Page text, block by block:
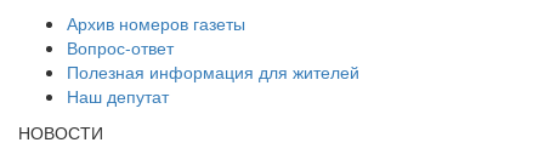
Архив номеров газеты
Вопрос-ответ
Полезная информация для жителей
Наш депутат
НОВОСТИ